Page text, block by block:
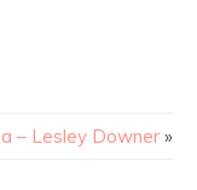
– Lesley Downer »